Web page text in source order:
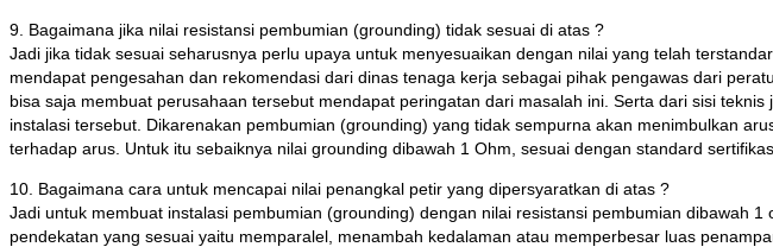
9. Bagaimana jika nilai resistansi pembumian (grounding) tidak sesuai di atas ?
Jadi jika tidak sesuai seharusnya perlu upaya untuk menyesuaikan dengan nilai yang telah
mendapat pengesahan dan rekomendasi dari dinas tenaga kerja sebagai pihak pengawas dari
bisa saja membuat perusahaan tersebut mendapat peringatan dari masalah ini. Serta dari sisi
instalasi tersebut. Dikarenakan pembumian (grounding) yang tidak sempurna akan menimbulkan
terhadap arus. Untuk itu sebaiknya nilai grounding dibawah 1 Ohm, sesuai dengan standard
10. Bagaimana cara untuk mencapai nilai penangkal petir yang dipersyaratkan di atas ?
Jadi untuk membuat instalasi pembumian (grounding) dengan nilai resistansi pembumian dibawah
pendekatan yang sesuai yaitu memparalel, menambah kedalaman atau memperbesar luas